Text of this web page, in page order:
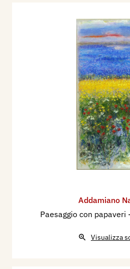
Addamiano
Paesaggio con papaveri
Visualizza